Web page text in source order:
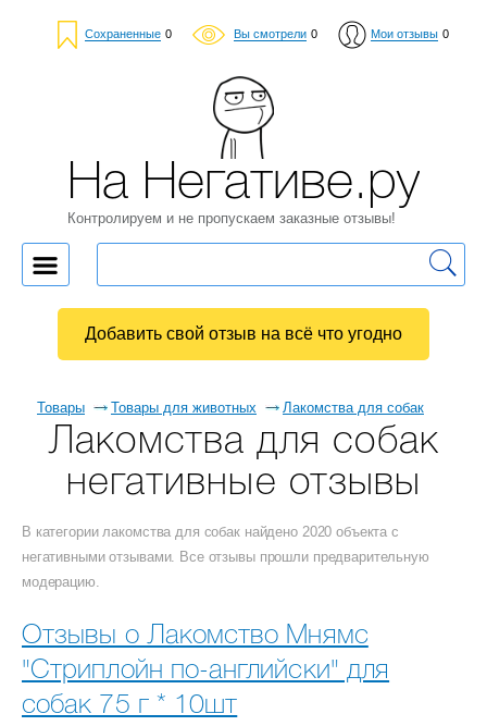
Сохраненные 0 Вы смотрели 0 Мои отзывы 0
Товары Товары для животных Лакомства для собак
Лакомства для собак
негативные отзывы
В категории лакомства для собак найдено 2020 объекта с
негативными отзывами. Все отзывы прошли предварительную
модерацию.
Отзывы о Лакомство Мнямс
"Стриплойн по-английски" для
собак 75 г * 10шт
На Негативе.ру
Контролируем и не пропускаем заказные отзывы!
Добавить свой отзыв на всё что угодно